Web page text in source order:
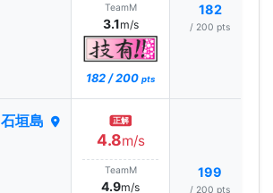
TeamM
3.1m/s
182 / 200 pts
182
/ 200 pts
石垣島 正解
4.8m/s
TeamM
4.9m/s
199
/ 200 pts